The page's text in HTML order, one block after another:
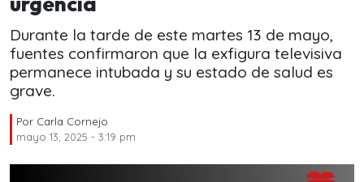
Durante la tarde de este martes 13 de mayo,
fuentes confirmaron que la exfigura televisiva
permanece intubada y su estado de salud es
grave.
Por Carla Cornejo
mayo 13, 2025 - 3:19 pm